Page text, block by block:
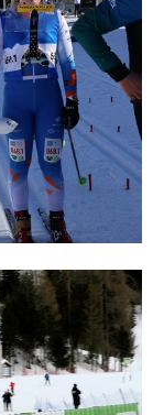
overgrep i